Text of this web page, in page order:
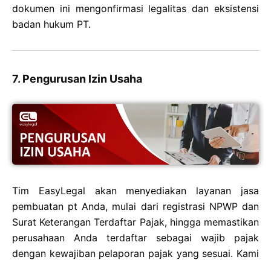
dokumen ini mengonfirmasi legalitas dan eksistensi
badan hukum PT.
7. Pengurusan Izin Usaha
Tim EasyLegal akan menyediakan layanan jasa
pembuatan pt Anda, mulai dari registrasi NPWP dan
Surat Keterangan Terdaftar Pajak, hingga memastikan
perusahaan Anda terdaftar sebagai wajib pajak
dengan kewajiban pelaporan pajak yang sesuai. Kami